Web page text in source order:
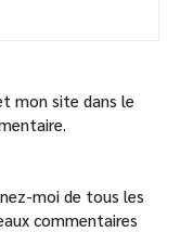
mon site dans le
moi de tous les
commentaires